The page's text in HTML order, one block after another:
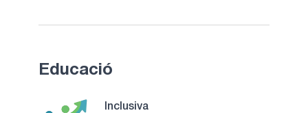
Educació
Inclusiva